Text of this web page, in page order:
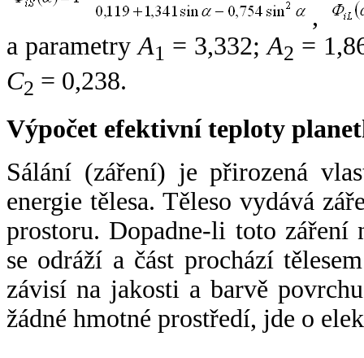
,
a parametryA1 = 3,332;A2 =
C2 = 0,238.
Výpočet efektivní teploty
Sálání (záření) je přirozená
energie tělesa. Těleso vydává
prostoru. Dopadne-li toto záření
se odráží a část prochází
závisí na jakosti a barvě
žádné hmotné prostředí, jde o